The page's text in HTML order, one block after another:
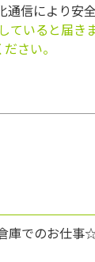
信により安
いると届き
さい。
庫でのお仕